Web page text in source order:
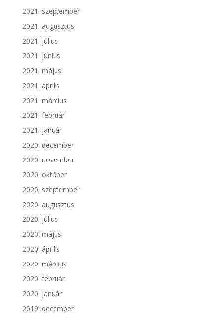
2021. szeptember
2021. augusztus
2021. július
2021. június
2021. május
2021. április
2021. március
2021. február
2021. január
2020. december
2020. november
2020. október
2020. szeptember
2020. augusztus
2020. július
2020. május
2020. április
2020. március
2020. február
2020. január
2019. december